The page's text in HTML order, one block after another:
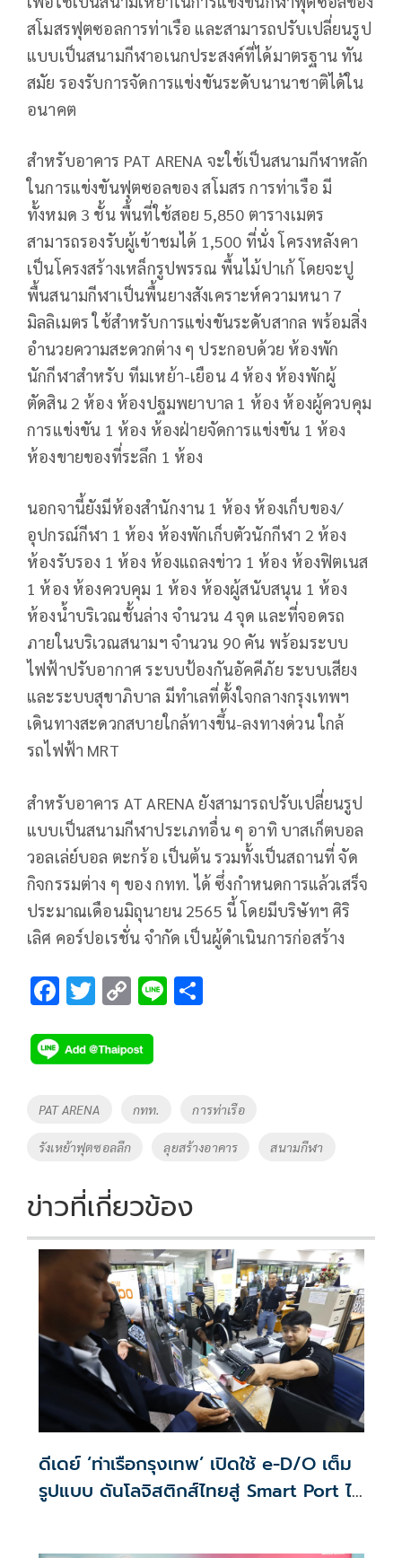
สโมสรฟุตซอลการท่าเรือ และสามารถปรับเปลี่ยนรูป
แบบเป็นสนามกีฬาอเนกประสงค์ที่ได้มาตรฐาน ทัน
สมัย รองรับการจัดการแข่งขันระดับนานาชาติได้ใน
อนาคต
สำหรับอาคาร PAT ARENA จะใช้เป็นสนามกีฬาหลัก
ในการแข่งขันฟุตซอลของ สโมสร การท่าเรือ มี
ทั้งหมด 3 ชั้น พื้นที่ใช้สอย 5,850 ตารางเมตร
สามารถรองรับผู้เข้าชมได้ 1,500 ที่นั่ง โครงหลังคา
เป็นโครงสร้างเหล็กรูปพรรณ พื้นไม้ปาเก้ โดยจะปู
พื้นสนามกีฬาเป็นพื้นยางสังเคราะห์ความหนา 7
มิลลิเมตร ใช้สำหรับการแข่งขันระดับสากล พร้อมสิ่ง
อำนวยความสะดวกต่าง ๆ ประกอบด้วย ห้องพัก
นักกีฬาสำหรับ ทีมเหย้า-เยือน 4 ห้อง ห้องพักผู้
ตัดสิน 2 ห้อง ห้องปฐมพยาบาล 1 ห้อง ห้องผู้ควบคุม
การแข่งขัน 1 ห้อง ห้องฝ่ายจัดการแข่งขัน 1 ห้อง
ห้องขายของที่ระลึก 1 ห้อง
นอกจานี้ยังมีห้องสำนักงาน 1 ห้อง ห้องเก็บของ/
อุปกรณ์กีฬา 1 ห้อง ห้องพักเก็บตัวนักกีฬา 2 ห้อง
ห้องรับรอง 1 ห้อง ห้องแถลงข่าว 1 ห้อง ห้องฟิตเนส
1 ห้อง ห้องควบคุม 1 ห้อง ห้องผู้สนับสนุน 1 ห้อง
ห้องน้ำบริเวณชั้นล่าง จำนวน 4 จุด และที่จอดรถ
ภายในบริเวณสนามฯ จำนวน 90 คัน พร้อมระบบ
ไฟฟ้าปรับอากาศ ระบบป้องกันอัคคีภัย ระบบเสียง
และระบบสุขาภิบาล มีทำเลที่ตั้งใจกลางกรุงเทพฯ
เดินทางสะดวกสบายใกล้ทางขึ้น-ลงทางด่วน ใกล้
รถไฟฟ้า MRT
สำหรับอาคาร AT ARENA ยังสามารถปรับเปลี่ยนรูป
แบบเป็นสนามกีฬาประเภทอื่น ๆ อาทิ บาสเก็ตบอล
วอลเล่ย์บอล ตะกร้อ เป็นต้น รวมทั้งเป็นสถานที่ จัด
กิจกรรมต่าง ๆ ของ กทท. ได้ ซึ่งกำหนดการแล้วเสร็จ
ประมาณเดือนมิถุนายน 2565 นี้ โดยมีบริษัทฯ ศิริ
เลิศ คอร์ปอเรชั่น จำกัด เป็นผู้ดำเนินการก่อสร้าง
F
e
b
o
o
k
T
tt
er
C
p
y
Li
Li
Tags
PAT ARENA กทท. การท่าเรือ
รังเหย้าฟุตซอลลีก ลุยสร้างอาคาร สนามกีฬา
ข่าวที่เกี่ยวข้อง
ดีเดย์ ‘ท่าเรือกรุงเทพ’ เปิดใช้ e-D/O เต็ม
รูปแบบ ดันโลจิสติกส์ไทยสู่ Smart Port ไร้